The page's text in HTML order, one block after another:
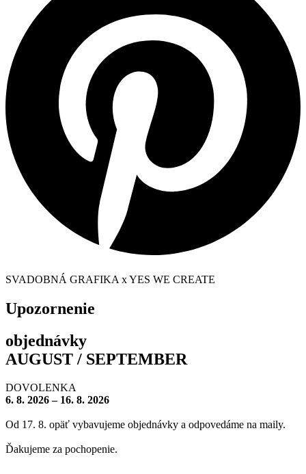
SVADOBNÁ GRAFIKA x YES WE CREATE
Upozornenie
objednávky
AUGUST / SEPTEMBER
DOVOLENKA
6. 8. 2026 – 16. 8. 2026
Od 17. 8. opäť vybavujeme objednávky a odpovedáme na maily.
Ďakujeme za pochopenie.